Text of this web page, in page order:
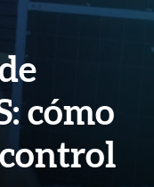
cómo